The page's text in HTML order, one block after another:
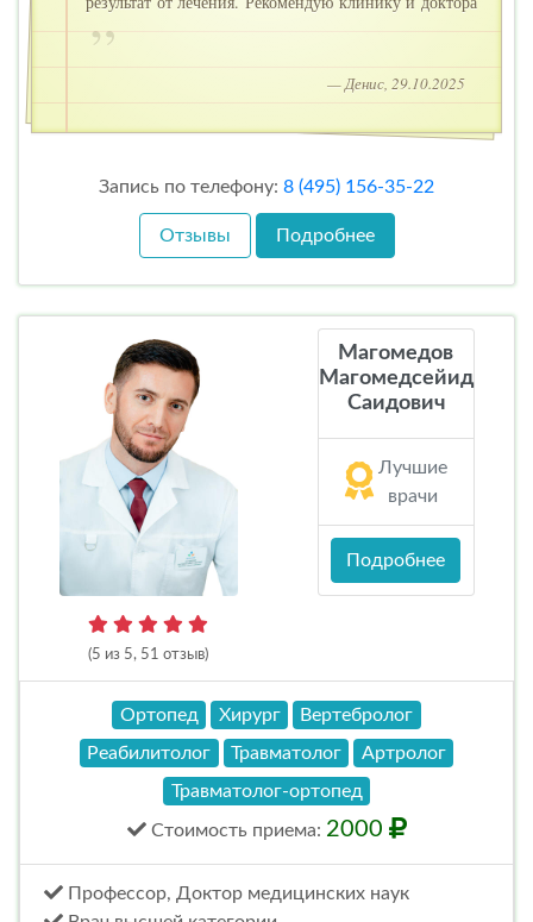
— Денис, 29.10.2025
Запись по телефону: 8 (495) 156-35-22
Отзывы Подробнее
(5 из 5, 51 отзыв)
Магомедов
Магомедсейид
Саидович
Лучшие
врачи
Подробнее
Ортопед Хирург
Вертебролог
Реабилитолог
Травматолог
Артролог
Травматолог-ортопед
Стоимость приема: 2000
Профессор, Доктор медицинских наук